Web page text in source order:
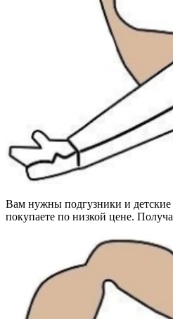
Вам нужны подгузники и
покупаете по низкой цене.